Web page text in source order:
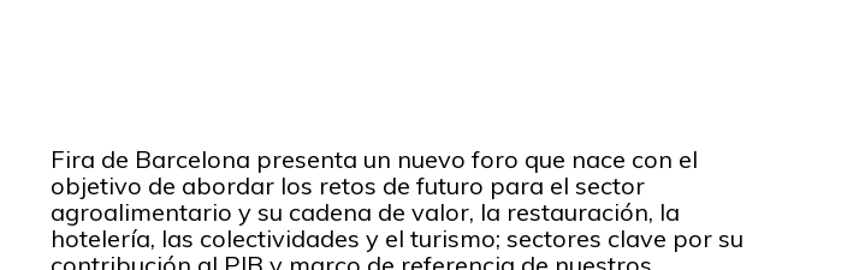
Fira de Barcelona presenta un nuevo foro que nace con el
objetivo de abordar los retos de futuro para el sector
agroalimentario y su cadena de valor, la restauración, la
hotelería, las colectividades y el turismo; sectores clave por su